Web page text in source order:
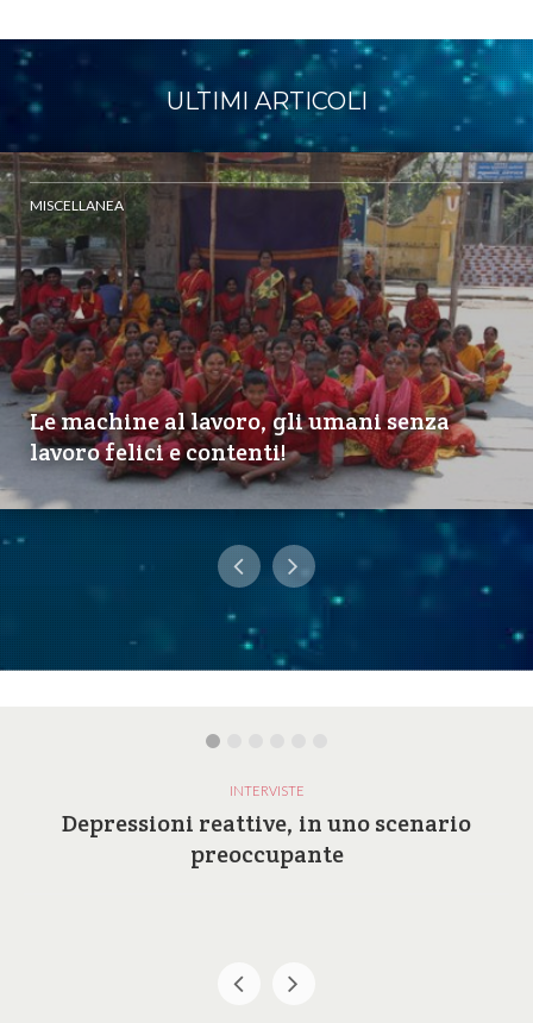
ULTIMI ARTICOLI
MISCELLANEA
Le machine al lavoro, gli umani senza
lavoro felici e contenti!
INTERVISTE
Depressioni reattive, in uno scenario
preoccupante